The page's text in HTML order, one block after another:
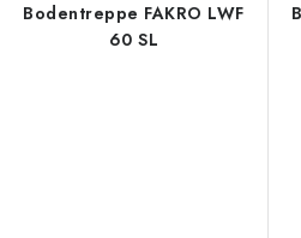
Bodentreppe FAKRO LWF
60 SL